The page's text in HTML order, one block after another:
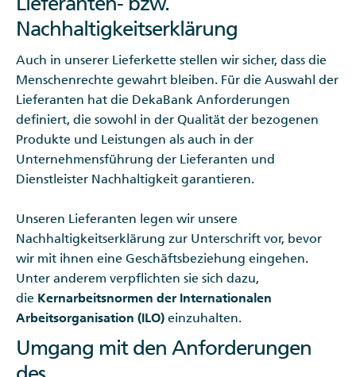
Nachhaltigkeitserklärung
Auch in unserer Lieferkette stellen wir sicher, dass die
Menschenrechte gewahrt bleiben. Für die Auswahl der
Lieferanten hat die DekaBank Anforderungen
definiert, die sowohl in der Qualität der bezogenen
Produkte und Leistungen als auch in der
Unternehmensführung der Lieferanten und
Dienstleister Nachhaltigkeit garantieren.
Unseren Lieferanten legen wir unsere
Nachhaltigkeitserklärung zur Unterschrift vor, bevor
wir mit ihnen eine Geschäftsbeziehung eingehen.
Unter anderem verpflichten sie sich dazu,
die Kernarbeitsnormen der Internationalen
Arbeitsorganisation (ILO) einzuhalten.
Umgang mit den Anforderungen